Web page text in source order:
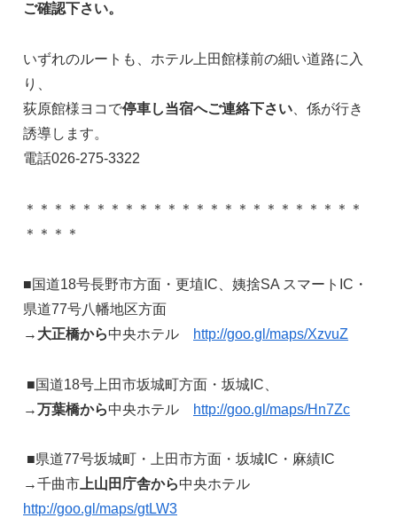
ご確認下さい。
いずれのルートも、ホテル上田館様前の細い道路に入
り、
荻原館様ヨコで停車し当宿へご連絡下さい 、係が行き
誘導します。
電話026-275-3322
＊＊＊＊＊＊＊＊＊＊＊＊＊＊＊＊＊＊＊＊＊＊＊＊
＊＊＊＊
■国道18号長野市方面・更埴IC、姨捨SA スマートIC・
県道77号八幡地区方面
→ 大正橋から中央ホテル http://goo.gl/maps/XzvuZ
■国道18号上田市坂城町方面・坂城IC、
→万葉橋から中央ホテル http://goo.gl/maps/Hn7Zc
■県道77号坂城町・上田市方面・坂城IC・麻績IC
→千曲市上山田庁舎から中央ホテル
http://goo.gl/maps/gtLW3